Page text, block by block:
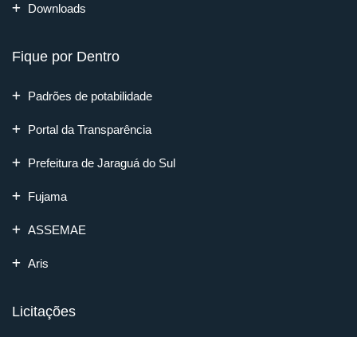
Downloads
Fique por Dentro
Padrões de potabilidade
Portal da Transparência
Prefeitura de Jaraguá do Sul
Fujama
ASSEMAE
Aris
Licitações